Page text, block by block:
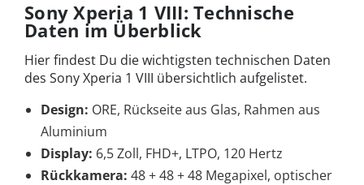
Sony Xperia 1 VIII: Technische
Daten im Überblick
Hier findest Du die wichtigsten technischen Daten
des Sony Xperia 1 VIII übersichtlich aufgelistet.
Design: ORE, Rückseite aus Glas, Rahmen aus
Aluminium
Display: 6,5 Zoll, FHD+, LTPO, 120 Hertz
Rückkamera: 48 + 48 + 48 Megapixel, optischer